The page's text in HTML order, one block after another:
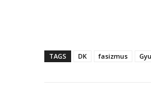
TAGS DK fasizmus